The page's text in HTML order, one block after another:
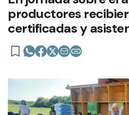
productores
certificadas y